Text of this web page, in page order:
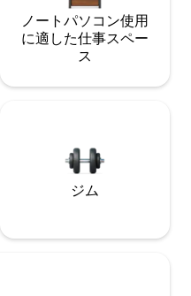
ノートパソコン使用
に適した仕事スペー
ス
ジム